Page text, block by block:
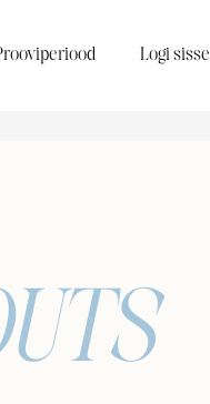
Logi sisse